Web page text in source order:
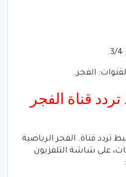
الفجر.
قناة الفجر
قناة. الفجر الرياضية
2022 نايل سات، على شاشة التلفزيون